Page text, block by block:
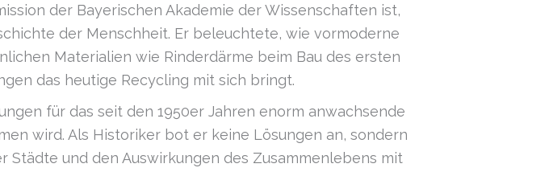
der Bayerischen Akademie der Wissenschaften ist,
der Menschheit. Er beleuchtete, wie vormoderne
Materialien wie Rinderdärme beim Bau des ersten
das heutige Recycling mit sich bringt.
für das seit den 1950er Jahren enorm anwachsende
wird. Als Historiker bot er keine Lösungen an, sondern
und den Auswirkungen des Zusammenlebens mit